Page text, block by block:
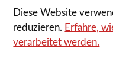
Diese Website
reduzieren. Erfahre,
verarbeitet werden.